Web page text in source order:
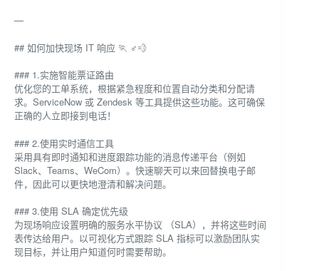
—
## 如何加快现场 IT 响应 🏃 ♂️💨
### 1.实施智能票证路由
优化您的工单系统，根据紧急程度和位置自动分类和分配请
求。ServiceNow 或 Zendesk 等工具提供这些功能。这可确保
正确的人立即接到电话！
### 2.使用实时通信工具
采用具有即时通知和进度跟踪功能的消息传递平台（例如
Slack、Teams、WeCom）。快速聊天可以来回替换电子邮
件，因此可以更快地澄清和解决问题。
### 3.使用 SLA 确定优先级
为现场响应设置明确的服务水平协议 （SLA），并将这些时间
表传达给用户。以可视化方式跟踪 SLA 指标可以激励团队实
现目标，并让用户知道何时需要帮助。